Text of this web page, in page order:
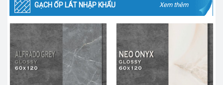
GẠCH ỐP LÁT NHẬP KHẨU Xem thêm